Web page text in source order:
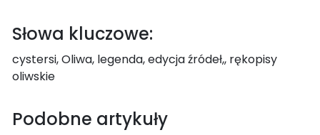
Słowa kluczowe:
cystersi, Oliwa, legenda, edycja źródeł,, rękopisy
oliwskie
Podobne artykuły